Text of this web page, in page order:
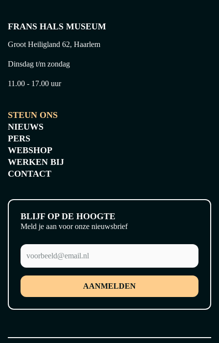
FRANS HALS MUSEUM
Groot Heiligland 62, Haarlem
Dinsdag t/m zondag
11.00 - 17.00 uur
STEUN ONS
NIEUWS
PERS
WEBSHOP
WERKEN BIJ
CONTACT
BLIJF OP DE HOOGTE
Meld je aan voor onze nieuwsbrief
AANMELDEN